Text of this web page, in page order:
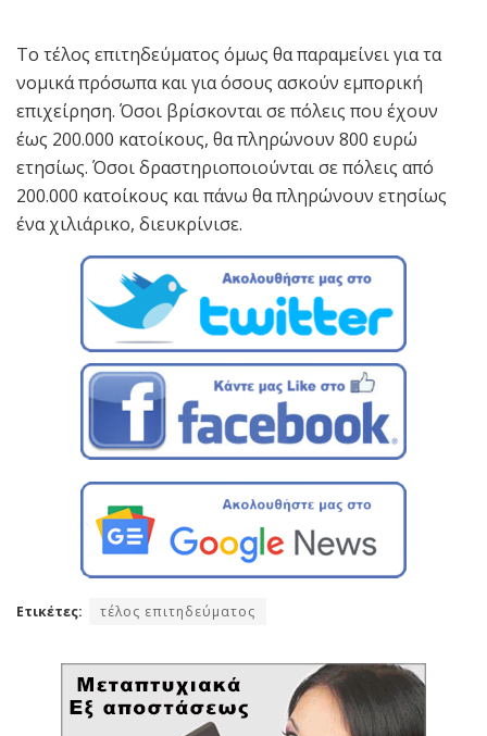
Το τέλος επιτηδεύματος όμως θα παραμείνει για τα
νομικά πρόσωπα και για όσους ασκούν εμπορική
επιχείρηση. Όσοι βρίσκονται σε πόλεις που έχουν
έως 200.000 κατοίκους, θα πληρώνουν 800 ευρώ
ετησίως. Όσοι δραστηριοποιούνται σε πόλεις από
200.000 κατοίκους και πάνω θα πληρώνουν ετησίως
ένα χιλιάρικο, διευκρίνισε.
Ετικέτες: τέλος επιτηδεύματος